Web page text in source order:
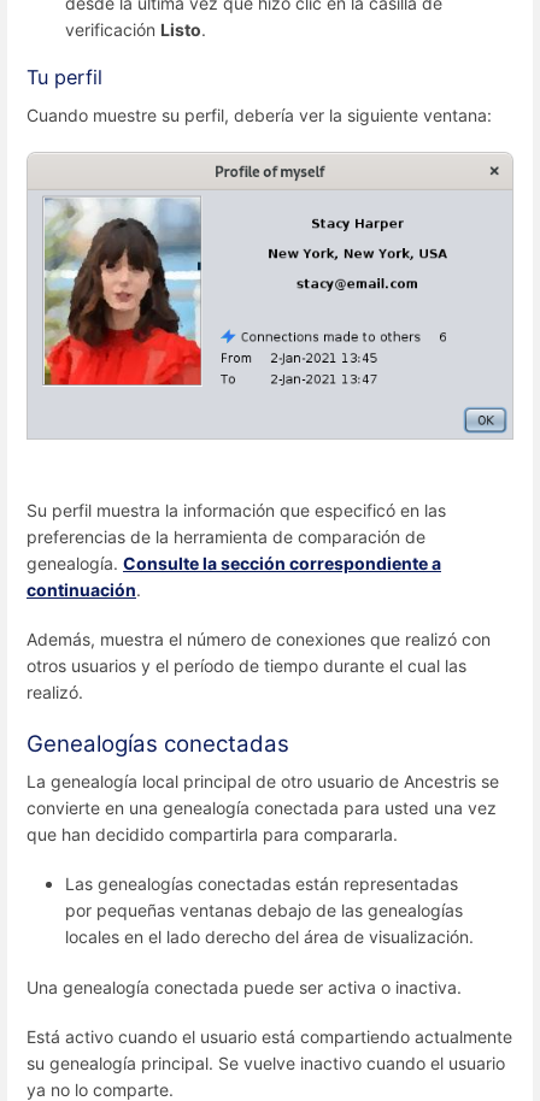
verificación Listo.
Tu perfil
Cuando muestre su perfil, debería ver la siguiente ventana:
Su perfil muestra la información que especificó en las
preferencias de la herramienta de comparación de
genealogía. Consulte la sección correspondiente a
continuación.
Además, muestra el número de conexiones que realizó con
otros usuarios y el período de tiempo durante el cual las
realizó.
Genealogías conectadas
La genealogía local principal de otro usuario de Ancestris se
convierte en una genealogía conectada para usted una vez
que han decidido compartirla para compararla.
Las genealogías conectadas están representadas
por pequeñas ventanas debajo de las genealogías
locales en el lado derecho del área de visualización.
Una genealogía conectada puede ser activa o inactiva.
Está activo cuando el usuario está compartiendo actualmente
su genealogía principal. Se vuelve inactivo cuando el usuario
ya no lo comparte.